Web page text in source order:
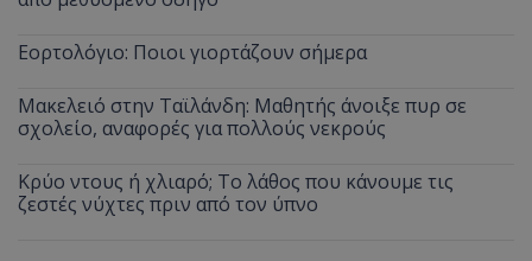
Εορτολόγιο: Ποιοι γιορτάζουν σήμερα
Μακελειό στην Ταϊλάνδη: Μαθητής άνοιξε πυρ σε
σχολείο, αναφορές για πολλούς νεκρούς
Κρύο ντους ή χλιαρό; Το λάθος που κάνουμε τις
ζεστές νύχτες πριν από τον ύπνο